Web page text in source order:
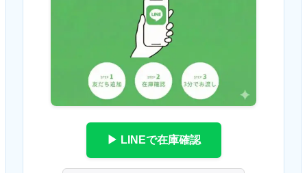
▶ LINEで在庫確認